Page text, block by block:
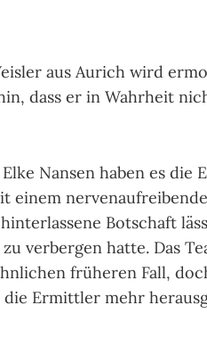
aus Aurich wird
dass er in Wahrheit
Nansen haben es die
einem
Botschaft
verbergen hatte. Das
früheren Fall,
Ermittler mehr